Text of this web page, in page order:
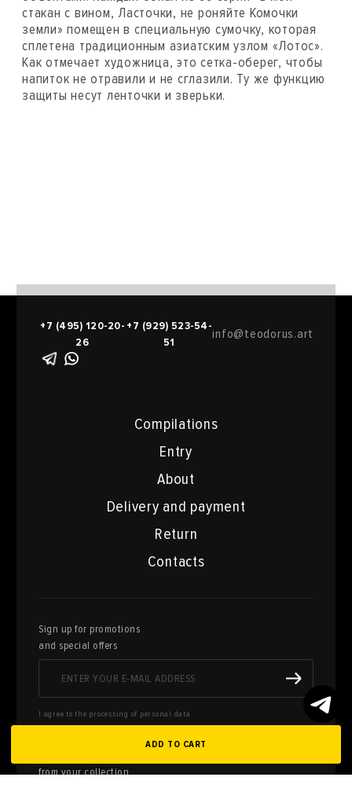
ADD TO CART
стакан с вином, Ласточки, не роняйте Комочки
земли» помещен в специальную сумочку, которая
сплетена традиционным азиатским узлом «Лотос».
Как отмечает художница, это сетка-оберег, чтобы
напиток не отравили и не сглазили. Ту же функцию
защиты несут ленточки и зверьки.
Compilations
Entry
About
Delivery and payment
Return
Contacts
+7 (495) 120-20-
26
+7 (929) 523-54-
51
info@teodorus.art
Sign up for promotions
and special offers
I agree to the processing of personal data
from your collection